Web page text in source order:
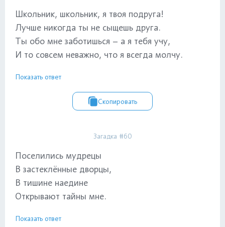
Школьник, школьник, я твоя подруга!
Лучше никогда ты не сыщешь друга.
Ты обо мне заботишься – а я тебя учу,
И то совсем неважно, что я всегда молчу.
Показать ответ
Скопировать
Загадка #60
Поселились мудрецы
В застеклённые дворцы,
В тишине наедине
Открывают тайны мне.
Показать ответ